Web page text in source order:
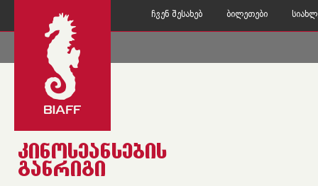
Ჩვენ Შესახებ Ბილეთები
ᲙᲘᲜᲝᲡᲔᲐᲜᲡᲔᲑᲘᲡ
ᲒᲐᲜᲠᲘᲒᲘ